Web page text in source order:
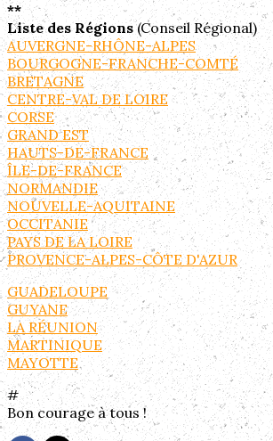
**
Liste des Régions(Conseil Régional)
AUVERGNE-RHÔNE-ALPES
BOURGOGNE-FRANCHE-COMTÉ
BRETAGNE
CENTRE-VAL DE LOIRE
CORSE
GRAND EST
HAUTS-DE-FRANCE
ÎLE-DE-FRANCE
NORMANDIE
NOUVELLE-AQUITAINE
OCCITANIE
PAYS DE LA LOIRE
PROVENCE-ALPES-CÔTE D'AZUR
GUADELOUPE
GUYANE
LA RÉUNION
MARTINIQUE
MAYOTTE
#
Bon courage à tous !